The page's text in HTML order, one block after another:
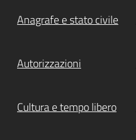
Anagrafe e stato civile
Autorizzazioni
Cultura e tempo libero